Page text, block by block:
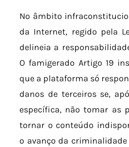
No âmbito
da Internet, regido pela
delineia a
O famigerado Artigo 19
que a plataforma só
danos de terceiros se,
específica, não tomar as
tornar o conteúdo
o avanço da